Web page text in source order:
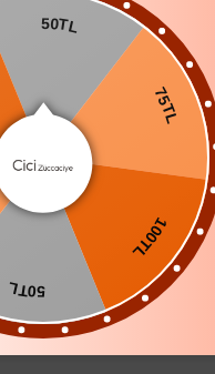
50TL
75TL
100TL
50TL